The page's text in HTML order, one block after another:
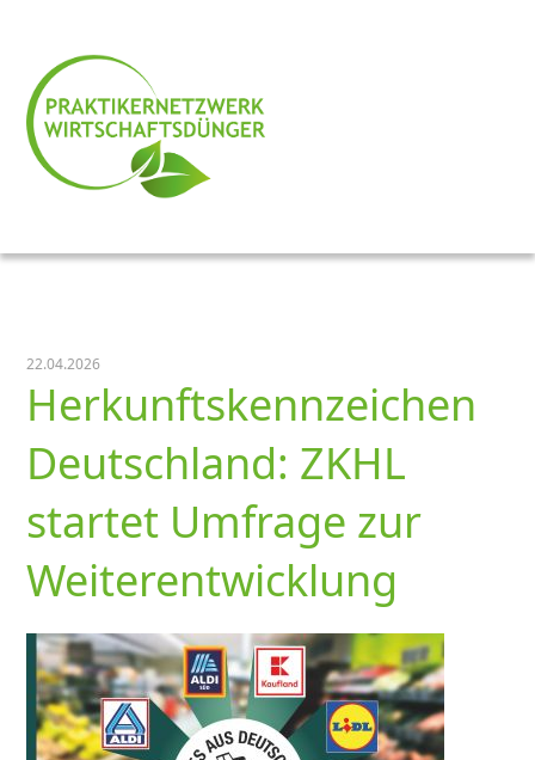
22.04.2026
Herkunftskennzeichen
Deutschland: ZKHL
startet Umfrage zur
Weiterentwicklung